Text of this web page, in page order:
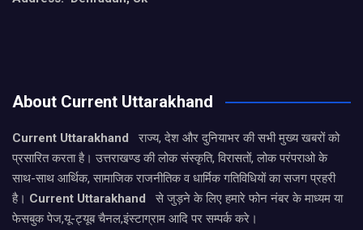
About Current Uttarakhand
Current Uttarakhand
राज्य, देश और दुनियाभर की सभी मुख्य खबरों को
प्रसारित करता है। उत्तराखण्ड की लोक संस्कृति, विरासतों, लोक परंपराओ के
साथ-साथ आर्थिक, सामाजिक राजनीतिक व धार्मिक गतिविधियों का सजग प्रहरी
है। Current Uttarakhand
से जुड़ने के लिए हमारे फोन नंबर के माध्यम या
फेसबुक पेज,यू-ट्यूब चैनल,इंस्टाग्राम आदि पर सम्पर्क करे।